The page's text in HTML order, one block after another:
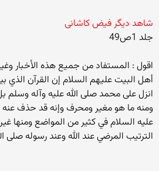
شاهد دیگر فیض کاشانی
جلد 1ص49
اقول : المستفاد من جميع هذه الأخبار
أهل البيت عليهم السلام إن القرآن الذي
انزل على محمد صلى الله عليه وآله وسلم
ومنه ما هو مغير ومحرف وإنه قد حذف عنه
عليه السلام في كثير من المواضع ومنها
الترتيب المرضي عند الله وعند رسوله صلى